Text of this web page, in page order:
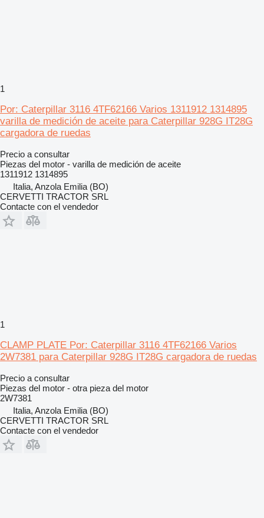
1
Por: Caterpillar 3116 4TF62166 Varios 1311912 1314895
varilla de medición de aceite para Caterpillar 928G IT28G
cargadora de ruedas
Precio a consultar
Piezas del motor - varilla de medición de aceite
1311912 1314895
Italia, Anzola Emilia (BO)
CERVETTI TRACTOR SRL
Contacte con el vendedor
1
CLAMP PLATE Por: Caterpillar 3116 4TF62166 Varios
2W7381 para Caterpillar 928G IT28G cargadora de ruedas
Precio a consultar
Piezas del motor - otra pieza del motor
2W7381
Italia, Anzola Emilia (BO)
CERVETTI TRACTOR SRL
Contacte con el vendedor